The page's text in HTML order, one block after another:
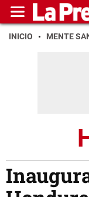
INICIO MENTE